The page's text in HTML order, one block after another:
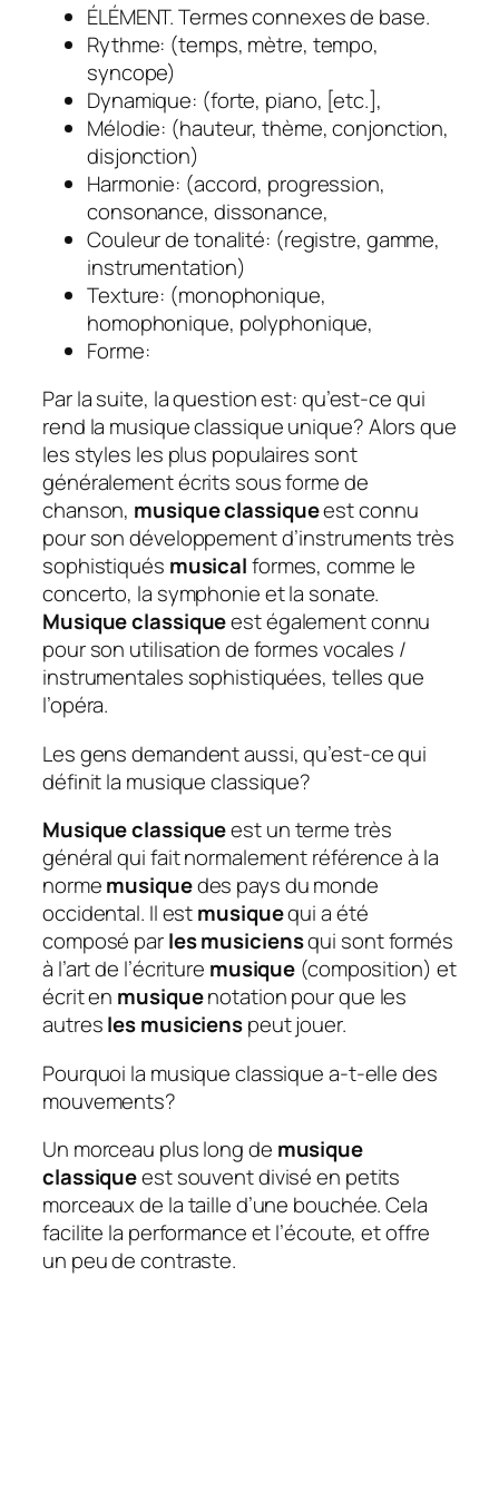
ÉLÉMENT. Termes connexes de base.
Rythme: (temps, mètre, tempo,
syncope)
Dynamique: (forte, piano, [etc.],
Mélodie: (hauteur, thème, conjonction,
disjonction)
Harmonie: (accord, progression,
consonance, dissonance,
Couleur de tonalité: (registre, gamme,
instrumentation)
Texture: (monophonique,
homophonique, polyphonique,
Forme:
Par la suite, la question est: qu’est-ce qui
rend la musique classique unique?Alors que
les styles les plus populaires sont
généralement écrits sous forme de
chanson, musique classiqueest connu
pour son développement d’instruments très
sophistiqués musicalformes, comme le
concerto, la symphonie et la sonate.
Musique classiqueest également connu
pour son utilisation de formes vocales /
instrumentales sophistiquées, telles que
l’opéra.
Les gens demandent aussi, qu’est-ce qui
définit la musique classique?
Musique classiqueest un terme très
général qui fait normalement référence à la
normemusiquedes pays du monde
occidental. Il estmusiquequi a été
composé parles musiciensqui sont formés
à l’art de l’écriture musique (composition) et
écrit en musiquenotation pour que les
autresles musicienspeut jouer.
Pourquoi la musique classique a-t-elle des
mouvements?
Un morceau plus long de musique
classiqueest souvent divisé en petits
morceaux de la taille d’une bouchée. Cela
facilite la performance et l’écoute, et offre
un peu de contraste.